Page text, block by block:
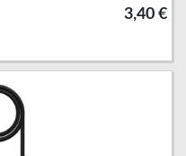
3,40 €